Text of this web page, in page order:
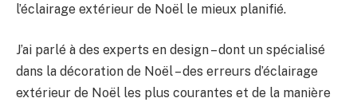
l’éclairage extérieur de Noël le mieux planifié.
J’ai parlé à des experts en design – dont un spécialisé
dans la décoration de Noël – des erreurs d’éclairage
extérieur de Noël les plus courantes et de la manière